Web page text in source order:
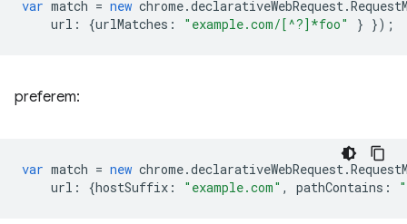
var match = new chrome.declarativeWebRequest.
url : {urlMatches : "example.com/[^?]*foo" } });
preferem:
var match = new chrome.declarativeWebRequest.
url : {hostSuffix : "example.com" , pathContains :